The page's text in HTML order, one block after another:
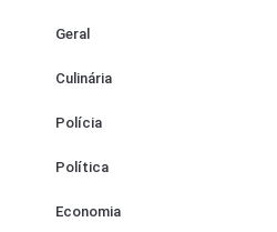
Geral
Culinária
Polícia
Política
Economia